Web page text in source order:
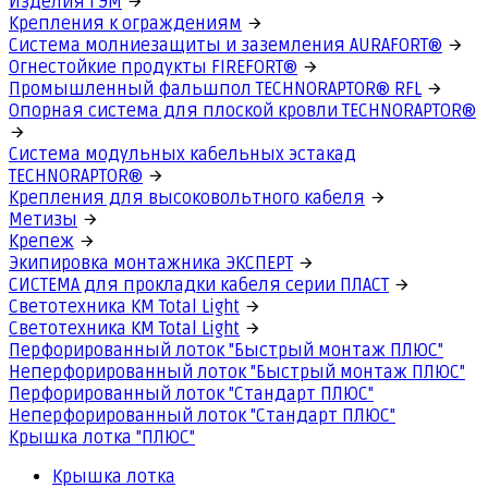
Крепления к ограждениям
Система молниезащиты и заземления AURAFORT®
Огнестойкие продукты FIREFORT®
Промышленный фальшпол TECHNORAPTOR® RFL
Опорная система для плоской кровли TECHNORAPTOR®
Система модульных кабельных эстакад
TECHNORAPTOR®
Крепления для высоковольтного кабеля
Метизы
Крепеж
Экипировка монтажника ЭКСПЕРТ
СИСТЕМА для прокладки кабеля серии ПЛАСТ
Светотехника КМ Total Light
Светотехника КМ Total Light
Перфорированный лоток "Быстрый монтаж ПЛЮС"
Неперфорированный лоток "Быстрый монтаж ПЛЮС"
Перфорированный лоток "Стандарт ПЛЮС"
Неперфорированный лоток "Стандарт ПЛЮС"
Крышка лотка "ПЛЮС"
Крышка лотка